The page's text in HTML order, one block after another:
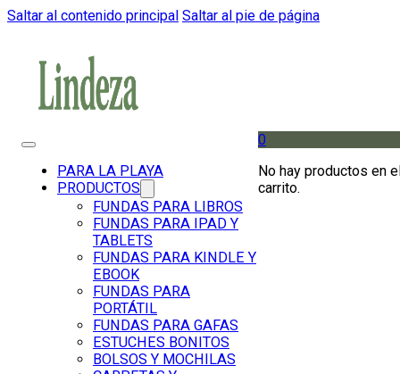
Saltar al contenido principal Saltar al pie de página
PARA LA PLAYA
PRODUCTOS
FUNDAS PARA LIBROS
FUNDAS PARA IPAD Y
TABLETS
FUNDAS PARA KINDLE Y
EBOOK
FUNDAS PARA
PORTÁTIL
FUNDAS PARA GAFAS
ESTUCHES BONITOS
BOLSOS Y MOCHILAS
0
No hay productos en
carrito.